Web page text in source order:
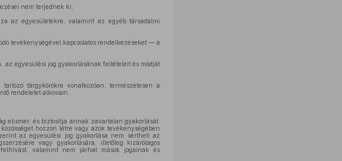
nem terjednek ki;
az egyesületekre, valamint az egyéb társadalmi
tevékenységével kapcsolatos rendelkezéseket — a
az egyesülési jog gyakorlásának feltételeit és módját
tárgykörökre vonatkozóan, természetesen a
rendeletet alkosson.
elismer, és biztosítja annak zavartalan gyakorlását.
hozzon létre vagy azok tevékenységében
az egyesülési jog gyakorlása nem sértheti az
vagy gyakorlására, illetőleg kizárólagos
valamint nem járhat mások jogainak és